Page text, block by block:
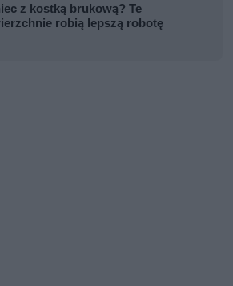
z kostką brukową? Te
robią lepszą robotę